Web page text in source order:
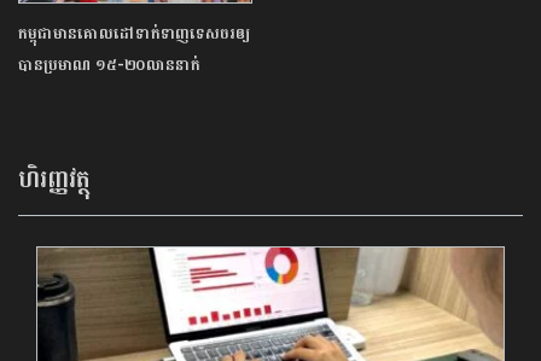
កម្ពុជាមានគោលដៅទាក់ទាញទេសចរឲ្យ
បានប្រមាណ ១៥-២០លាននាក់
ហិរញ្ញវត្ថុ